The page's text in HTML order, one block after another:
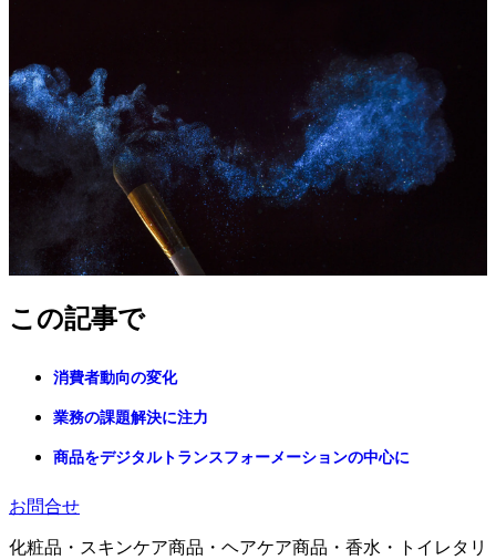
この記事で
消費者動向の変化
業務の課題解決に注力
商品をデジタルトランスフォーメーションの中心に
お問合せ
化粧品・スキンケア商品・ヘアケア商品・香水・トイレタリ